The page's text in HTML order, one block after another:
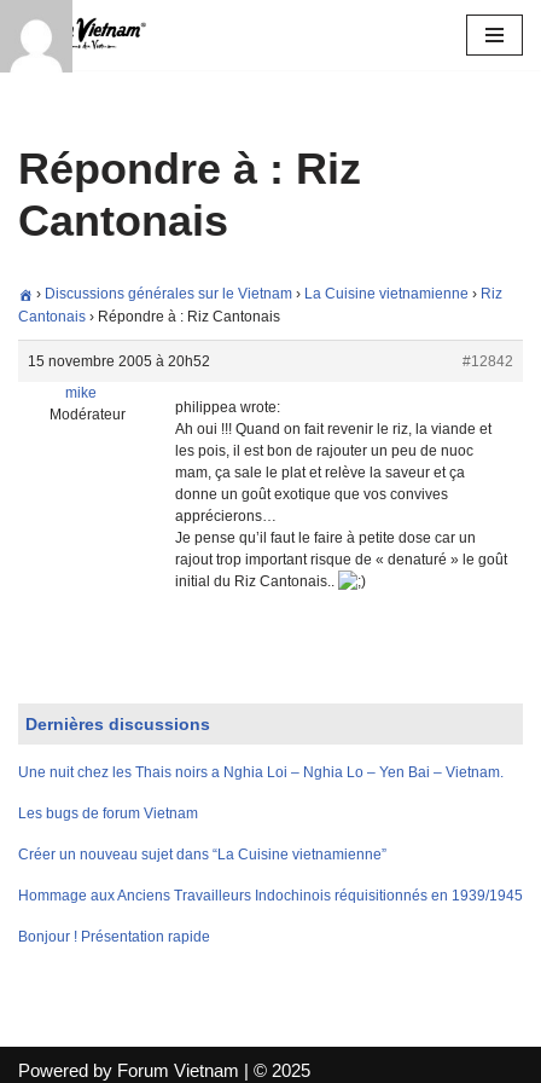
Aller
Répondre à : Riz
Cantonais
› Discussions générales sur le Vietnam › La Cuisine vietnamienne › Riz
Cantonais › Répondre à : Riz Cantonais
15 novembre 2005 à 20h52
#12842
mike
Modérateur
philippea wrote:
Ah oui !!! Quand on fait revenir le riz, la viande et
les pois, il est bon de rajouter un peu de nuoc
mam, ça sale le plat et relève la saveur et ça
donne un goût exotique que vos convives
apprécierons…
Je pense qu’il faut le faire à petite dose car un
rajout trop important risque de « denaturé » le goût
initial du Riz Cantonais..
Dernières discussions
Une nuit chez les Thais noirs a Nghia Loi – Nghia Lo – Yen Bai – Vietnam.
Les bugs de forum Vietnam
Créer un nouveau sujet dans “La Cuisine vietnamienne”
Hommage aux Anciens Travailleurs Indochinois réquisitionnés en 1939/1945
Bonjour ! Présentation rapide
Powered by Forum Vietnam | © 2025